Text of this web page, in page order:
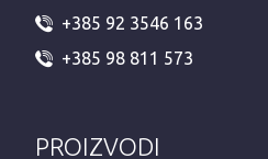
+385 92 3546 163
+385 98 811 573
PROIZVODI